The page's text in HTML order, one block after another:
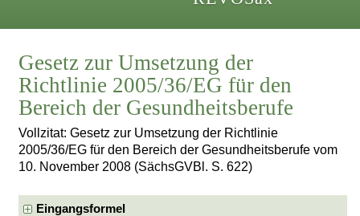
Gesetz zur Umsetzung der
Richtlinie 2005/36/EG für den
Bereich der Gesundheitsberufe
Vollzitat: Gesetz zur Umsetzung der Richtlinie
2005/36/EG für den Bereich der Gesundheitsberufe vom
10. November 2008 (SächsGVBl. S. 622)
Eingangsformel